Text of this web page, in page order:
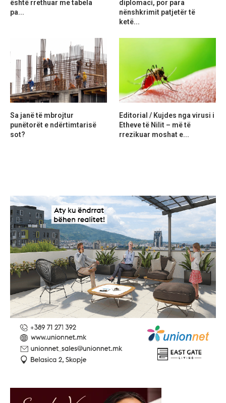
është rrethuar me tabela
pa...
diplomaci, por para
nënshkrimit patjetër të
ketë...
Sa janë të mbrojtur
punëtorët e ndërtimtarisë
sot?
Editorial / Kujdes nga virusi i
Etheve të Nilit – më të
rrezikuar moshat e...